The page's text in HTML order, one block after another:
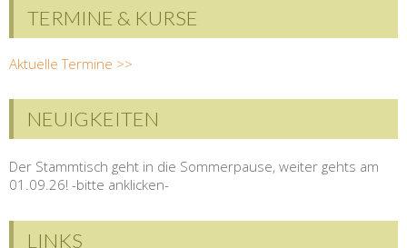
TERMINE & KURSE
Aktuelle Termine >>
NEUIGKEITEN
Der Stammtisch geht in die Sommerpause, weiter gehts am
01.09.26! -bitte anklicken-
LINKS